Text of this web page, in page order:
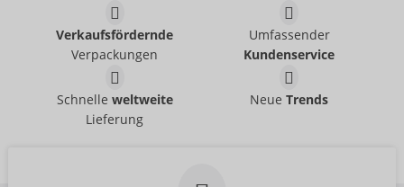
Fisting Powder
06318250000
Black Touch
06317010000
12,95 €
06151290000
BIOglide anal
Verkaufsfördernde
Verpackungen
Umfassender
Kundenservice
Schnelle weltweite
Lieferung
NeueTrends